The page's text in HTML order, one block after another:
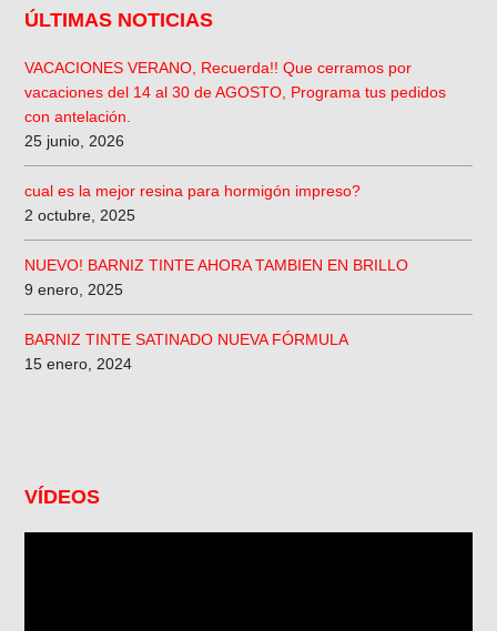
ÚLTIMAS NOTICIAS
VACACIONES VERANO, Recuerda!! Que cerramos por
vacaciones del 14 al 30 de AGOSTO, Programa tus pedidos
con antelación.
25 junio, 2026
cual es la mejor resina para hormigón impreso?
2 octubre, 2025
NUEVO! BARNIZ TINTE AHORA TAMBIEN EN BRILLO
9 enero, 2025
BARNIZ TINTE SATINADO NUEVA FÓRMULA
15 enero, 2024
VÍDEOS